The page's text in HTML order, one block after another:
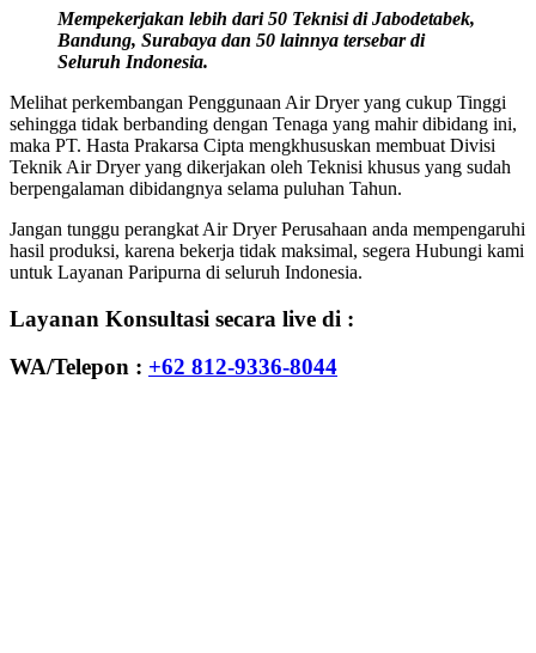
Mempekerjakan lebih dari 50 Teknisi di Jabodetabek,
Bandung, Surabaya dan 50 lainnya tersebar di
Seluruh Indonesia.
Melihat perkembangan Penggunaan Air Dryer yang cukup Tinggi
sehingga tidak berbanding dengan Tenaga yang mahir dibidang ini,
maka PT. Hasta Prakarsa Cipta mengkhususkan membuat Divisi
Teknik Air Dryer yang dikerjakan oleh Teknisi khusus yang sudah
berpengalaman dibidangnya selama puluhan Tahun.
Jangan tunggu perangkat Air Dryer Perusahaan anda mempengaruhi
hasil produksi, karena bekerja tidak maksimal, segera Hubungi kami
untuk Layanan Paripurna di seluruh Indonesia.
Layanan Konsultasi secara live di :
WA/Telepon : +62 812-9336-8044